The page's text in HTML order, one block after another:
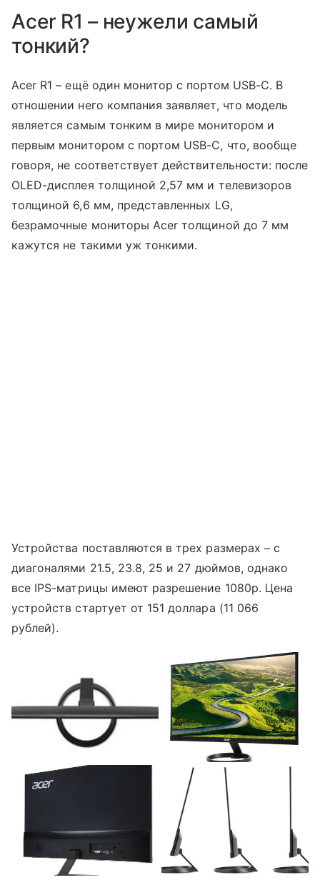
Acer R1 – неужели самый
тонкий?
Acer R1 – ещё один монитор с портом USB-C. В
отношении него компания заявляет, что модель
является самым тонким в мире монитором и
первым монитором с портом USB-C, что, вообще
говоря, не соответствует действительности: после
OLED-дисплея толщиной 2,57 мм и телевизоров
толщиной 6,6 мм, представленных LG,
безрамочные мониторы Acer толщиной до 7 мм
кажутся не такими уж тонкими.
Устройства поставляются в трех размерах – с
диагоналями 21.5, 23.8, 25 и 27 дюймов, однако
все IPS-матрицы имеют разрешение 1080р. Цена
устройств стартует от 151 доллара (11 066
рублей).